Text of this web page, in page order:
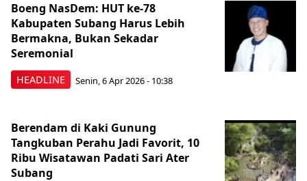
HEADLINE
Boeng NasDem: HUT ke-78
Kabupaten Subang Harus Lebih
Bermakna, Bukan Sekadar
Seremonial
Senin, 6 Apr 2026 - 10:38
Berendam di Kaki Gunung
Tangkuban Perahu Jadi Favorit, 10
Ribu Wisatawan Padati Sari Ater
Subang